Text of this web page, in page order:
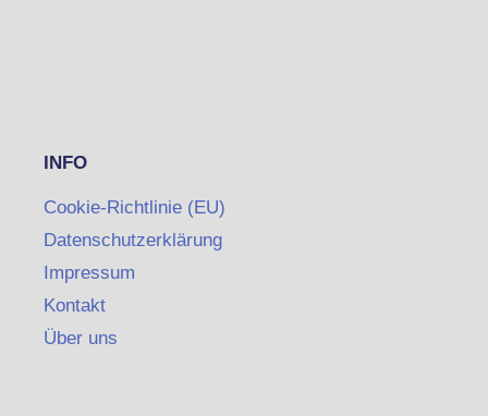
INFO
Cookie-Richtlinie (EU)
Datenschutzerklärung
Impressum
Kontakt
Über uns